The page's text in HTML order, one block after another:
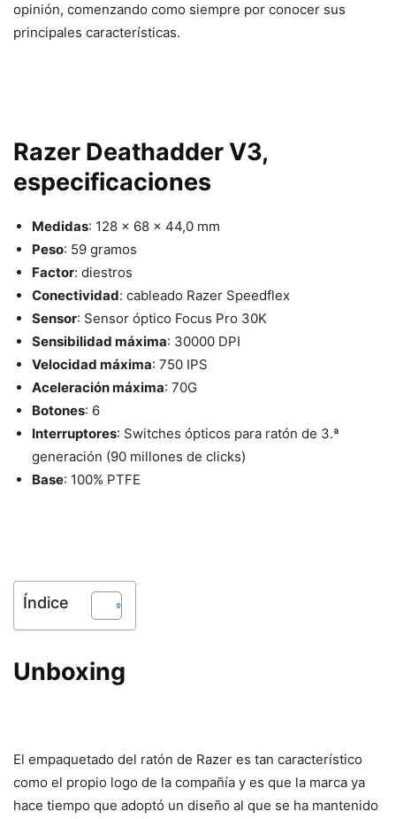
opinión, comenzando como siempre por conocer sus
principales características.
Razer Deathadder V3,
especificaciones
Medidas: 128 x 68 x 44,0 mm
Peso: 59 gramos
Factor: diestros
Conectividad: cableado Razer Speedflex
Sensor: Sensor óptico Focus Pro 30K
Sensibilidad máxima: 30000 DPI
Velocidad máxima: 750 IPS
Aceleración máxima: 70G
Botones: 6
Interruptores: Switches ópticos para ratón de 3.ª
generación (90 millones de clicks)
Base: 100% PTFE
Índice
Unboxing
El empaquetado del ratón de Razer es tan característico
como el propio logo de la compañía y es que la marca ya
hace tiempo que adoptó un diseño al que se ha mantenido